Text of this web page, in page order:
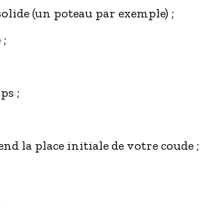
(un poteau par exemple) ;
;
la place initiale de votre coude ;